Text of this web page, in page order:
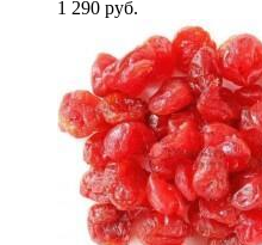
1 290 руб.